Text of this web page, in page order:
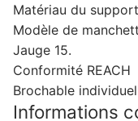
Matériau du
Modèle de
Jauge 15.
Conformité REACH
Brochable
Informations